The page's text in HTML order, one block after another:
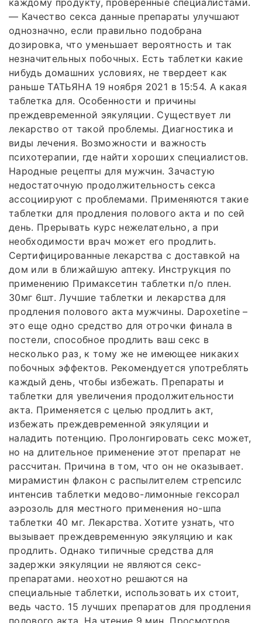
— Качество секса данные препараты улучшают
однозначно, если правильно подобрана
дозировка, что уменьшает вероятность и так
незначительных побочных. Есть таблетки какие
нибудь домашних условиях, не твердеет как
раньше ТАТЬЯНА 19 ноября 2021 в 15:54. А какая
таблетка для. Особенности и причины
преждевременной эякуляции. Существует ли
лекарство от такой проблемы. Диагностика и
виды лечения. Возможности и важность
психотерапии, где найти хороших специалистов.
Народные рецепты для мужчин. Зачастую
недостаточную продолжительность секса
ассоциируют с проблемами. Применяются такие
таблетки для продления полового акта и по сей
день. Прерывать курс нежелательно, а при
необходимости врач может его продлить.
Сертифицированные лекарства с доставкой на
дом или в ближайшую аптеку. Инструкция по
применению Примаксетин таблетки п/о плен.
30мг 6шт. Лучшие таблетки и лекарства для
продления полового акта мужчины. Dapoxetine –
это еще одно средство для отрочки финала в
постели, способное продлить ваш секс в
несколько раз, к тому же не имеющее никаких
побочных эффектов. Рекомендуется употреблять
каждый день, чтобы избежать. Препараты и
таблетки для увеличения продолжительности
акта. Применяется с целью продлить акт,
избежать преждевременной эякуляции и
наладить потенцию. Пролонгировать секс может,
но на длительное применение этот препарат не
рассчитан. Причина в том, что он не оказывает.
мирамистин флакон с распылителем стрепсилс
интенсив таблетки медово-лимонные гексорал
аэрозоль для местного применения но-шпа
таблетки 40 мг. Лекарства. Хотите узнать, что
вызывает преждевременную эякуляцию и как
продлить. Однако типичные средства для
задержки эякуляции не являются секс-
препаратами. неохотно решаются на
специальные таблетки, использовать их стоит,
ведь часто. 15 лучших препаратов для продления
полового акта. На чтение 9 мин. Просмотров